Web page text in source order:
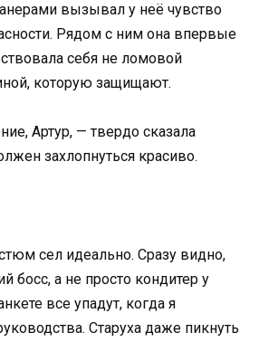
вызывал у неё чувство
Рядом с ним она впервые
себя не ломовой
которую защищают.
Артур, — твердо сказала
захлопнуться красиво.
сел идеально. Сразу видно,
босс, а не просто кондитер у
все упадут, когда я
Старуха даже пикнуть